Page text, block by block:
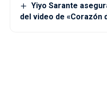
Yiyo Sarante
del video de «Corazón